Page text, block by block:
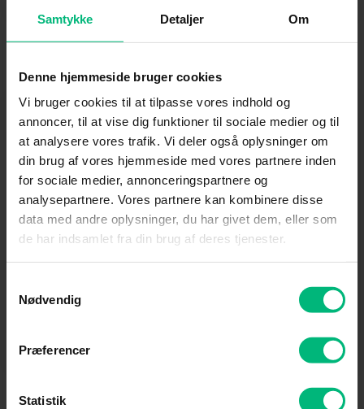
Samtykke Detaljer Om
Denne hjemmeside bruger cookies
Vi bruger cookies til at tilpasse vores indhold og
annoncer, til at vise dig funktioner til sociale medier og til
at analysere vores trafik. Vi deler også oplysninger om
din brug af vores hjemmeside med vores partnere inden
for sociale medier, annonceringspartnere og
analysepartnere. Vores partnere kan kombinere disse
data med andre oplysninger, du har givet dem, eller som
de har indsamlet fra din brug af deres tjenester.
Nødvendig
Præferencer
Statistik
Hvordan kan jeg opsige mine produkter hos
Altibox?
Hvordan ved jeg, at I har modtaget opsigelsen?